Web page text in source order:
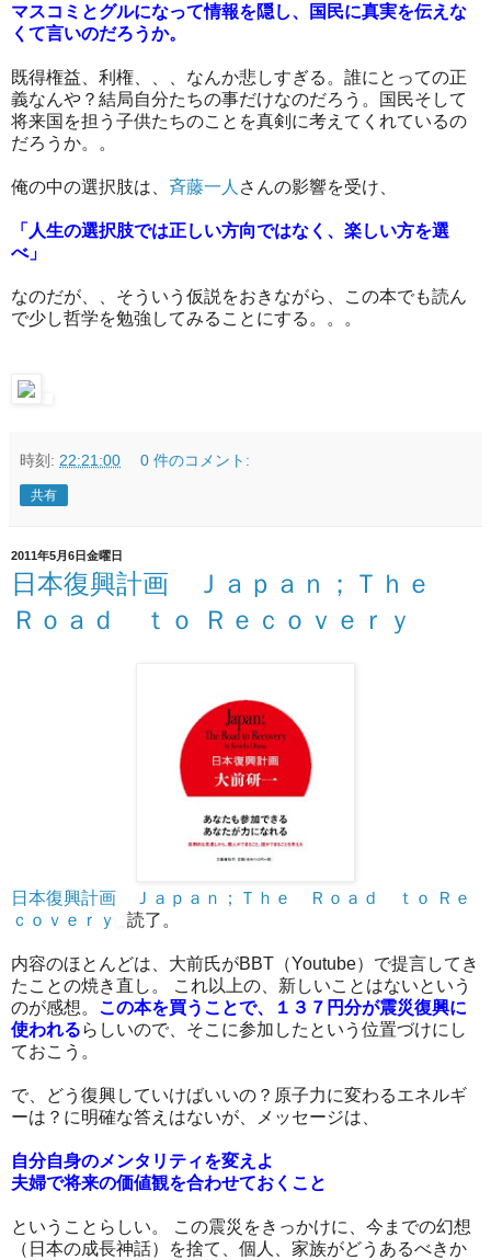
マスコミとグルになって情報を隠し、国民に真実を伝えな
くて言いのだろうか。
既得権益、利権、、、なんか悲しすぎる。誰にとっての正
義なんや？結局自分たちの事だけなのだろう。国民そして
将来国を担う子供たちのことを真剣に考えてくれているの
だろうか。。
俺の中の選択肢は、 斉藤一人 さんの影響を受け、
「人生の選択肢では正しい方向ではなく、楽しい方を選
べ」
なのだが、、そういう仮説をおきながら、この本でも読ん
で少し哲学を勉強してみることにする。。。
時刻: 22:21:00 0 件のコメント:
共有
2011年5月6日金曜日
日本復興計画 Ｊａｐａｎ；Ｔｈｅ
Ｒｏａｄ ｔｏ Ｒｅｃｏｖｅｒｙ
日本復興計画 Ｊａｐａｎ；Ｔｈｅ Ｒｏａｄ ｔｏ Ｒｅ
ｃｏｖｅｒｙ
読了。
内容のほとんどは、大前氏がBBT（Youtube）で提言してき
たことの焼き直し。 これ以上の、新しいことはないという
のが感想。 この本を買うことで、１３７円分が震災復興に
使われるらしいので、そこに参加したという位置づけにし
ておこう。
で、どう復興していけばいいの？原子力に変わるエネルギ
ーは？に明確な答えはないが、メッセージは、
自分自身のメンタリティを変えよ
夫婦で将来の価値観を合わせておくこと
ということらしい。 この震災をきっかけに、今までの幻想
（日本の成長神話）を捨て、個人、家族がどうあるべきか